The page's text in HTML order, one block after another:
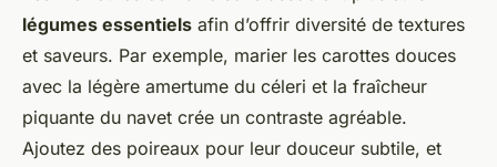
légumes essentiels afin d’offrir diversité de textures
et saveurs. Par exemple, marier les carottes douces
avec la légère amertume du céleri et la fraîcheur
piquante du navet crée un contraste agréable.
Ajoutez des poireaux pour leur douceur subtile, et